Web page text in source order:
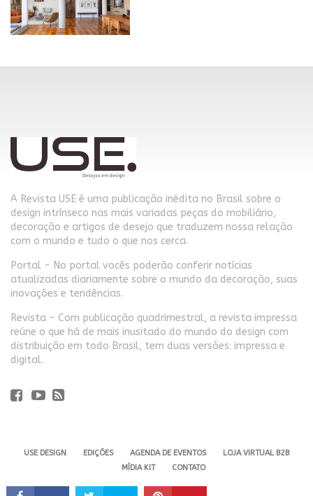
A Revista USE é uma publicação inédita no Brasil sobre o
design intrínseco nas mais variadas peças do mobiliário,
decoração e artigos de desejo que traduzem nossa relação
com o mundo e tudo o que nos cerca.
Portal - No portal vocês poderão conferir notícias
atualizadas diariamente sobre o mundo da decoração, suas
inovações e tendências.
Revista - Com publicação quadrimestral, a revista impressa
reúne o que há de mais inusitado do mundo do design com
distribuição em todo Brasil, tem duas versões: impressa e
digital.
USE DESIGN EDIÇÕES AGENDA DE EVENTOS
LOJA VIRTUAL B2B
MÍDIA KIT
CONTATO
Revista USE. 2024 - Todos os direitos reservados.